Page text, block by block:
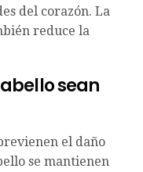
del corazón. La
reduce la
sean
el daño
se mantienen